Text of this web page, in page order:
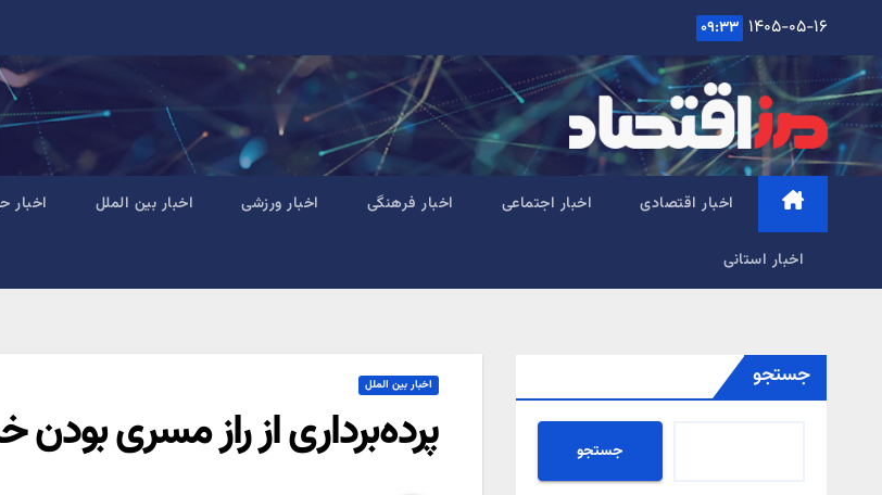
content
۱۴۰۵-۰۵-۱۶ ۰۹:۳۳
اخبار اقتصادی اخبار اجتماعی اخبار فرهنگی اخبار ورزشی اخبار بین الملل اخبار
اخبار استانی
جستجو
جستجو
اخبار بین الملل
پرده‌برداری از راز مسری بودن